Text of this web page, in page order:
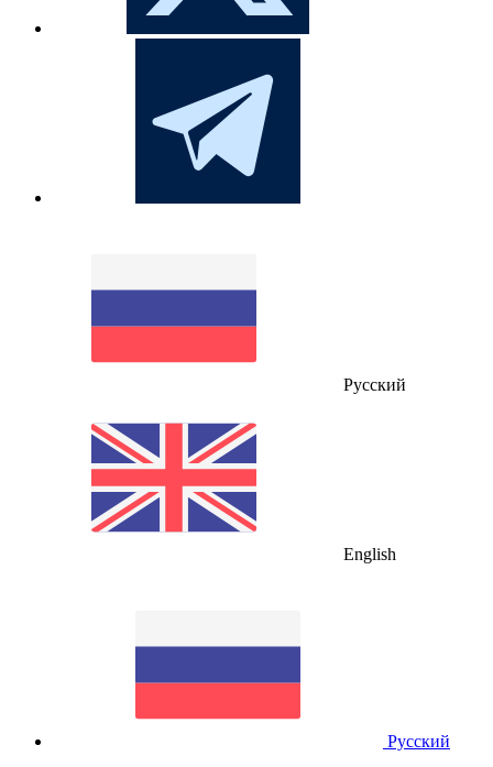
Русский
English
Русский